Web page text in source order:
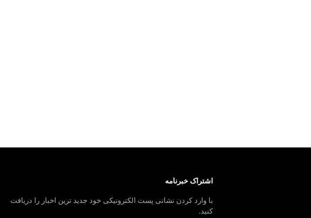
اشتراک خبرنامه
با وارد کردن نشانی پست الکترونیکی خود جدید ترین اخبار را دریافت
کنید.